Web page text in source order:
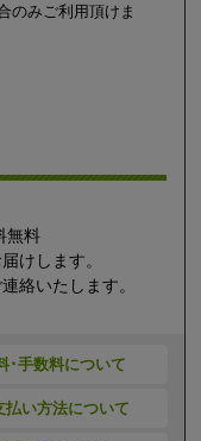
のみご利用頂けま
無料
けします。
絡いたします。
･手数料について
払い方法について